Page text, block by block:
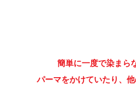
簡単に一度で染まら
パーマをかけていたり、